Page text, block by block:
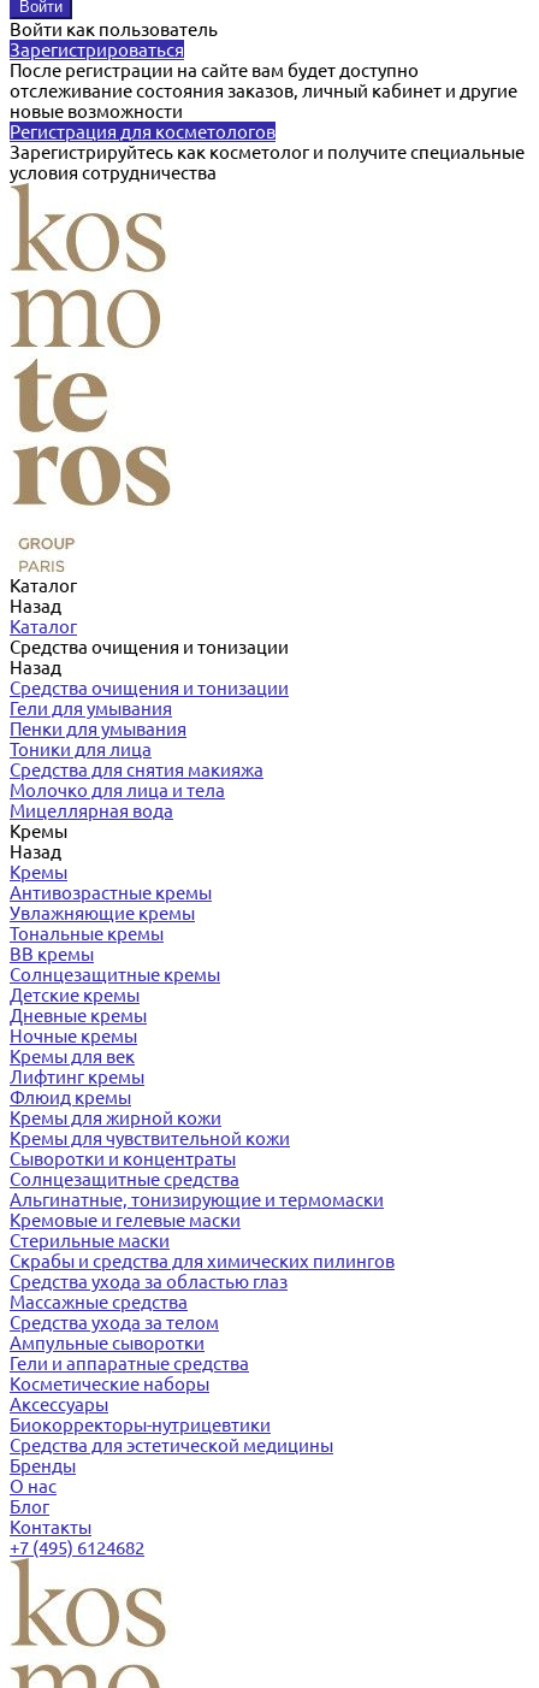
Войти как пользователь
Зарегистрироваться
После регистрации на сайте вам будет доступно
отслеживание состояния заказов, личный кабинет и другие
новые возможности
Регистрация для косметологов
Зарегистрируйтесь как косметолог и получите специальные
условия сотрудничества
Каталог
Назад
Каталог
Средства очищения и тонизации
Назад
Средства очищения и тонизации
Гели для умывания
Пенки для умывания
Тоники для лица
Средства для снятия макияжа
Молочко для лица и тела
Мицеллярная вода
Кремы
Назад
Кремы
Антивозрастные кремы
Увлажняющие кремы
Тональные кремы
BB кремы
Солнцезащитные кремы
Детские кремы
Дневные кремы
Ночные кремы
Кремы для век
Лифтинг кремы
Флюид кремы
Кремы для жирной кожи
Кремы для чувствительной кожи
Сыворотки и концентраты
Солнцезащитные средства
Альгинатные, тонизирующие и термомаски
Кремовые и гелевые маски
Стерильные маски
Скрабы и средства для химических пилингов
Средства ухода за областью глаз
Массажные средства
Средства ухода за телом
Ампульные сыворотки
Гели и аппаратные средства
Косметические наборы
Аксессуары
Биокорректоры-нутрицевтики
Средства для эстетической медицины
Бренды
О нас
Блог
Контакты
+7 (495) 6124682